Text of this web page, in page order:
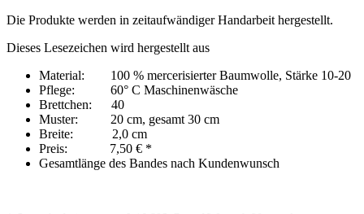
Die Produkte werden in zeitaufwändiger Handarbeit hergestellt.
Dieses Lesezeichen wird hergestellt aus
Material: 100 % mercerisierter Baumwolle, Stärke 10-20
Pflege: 60° C Maschinenwäsche
Brettchen: 40
Muster: 20 cm, gesamt 30 cm
Breite: 2,0 cm
Preis: 7,50 € *
Gesamtlänge des Bandes nach Kundenwunsch